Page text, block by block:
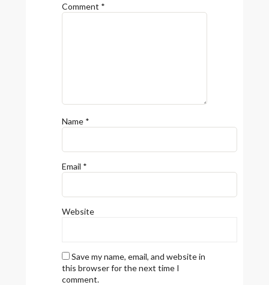
Comment *
Name *
Email *
Website
Save my name, email, and website in
this browser for the next time I
comment.